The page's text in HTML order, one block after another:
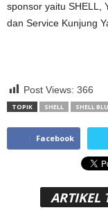
sponsor yaitu SHELL,
dan Service Kunjung
Post Views: 366
TOPIK SHELL SHELL
Facebook
ARTIKEL